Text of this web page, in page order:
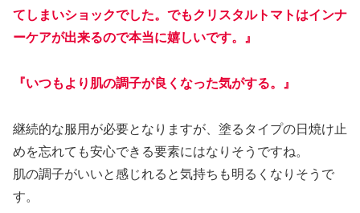
てしまいショックでした。でもクリスタルトマトはインナ
ーケアが出来るので本当に嬉しいです。』
『いつもより肌の調子が良くなった気がする。』
継続的な服用が必要となりますが、塗るタイプの日焼け止
めを忘れても安心できる要素にはなりそうですね。
肌の調子がいいと感じれると気持ちも明るくなりそうで
す。